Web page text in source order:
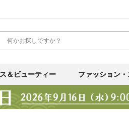
＆ビューティー ファッション